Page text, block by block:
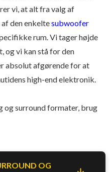
vi, at alt fra valg af
den enkeltesubwoofer
rum. Vi tager højde
og vi kan stå for den
absolut afgørende for at
high-end elektronik.
og surround formater, brug
OG